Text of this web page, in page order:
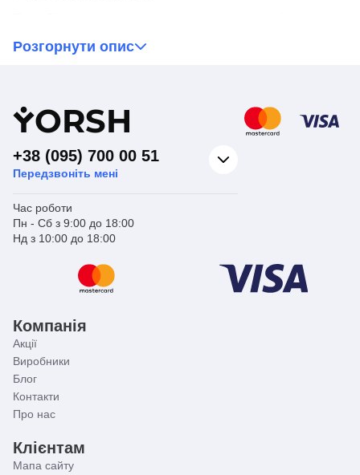
поверхню м'якою ганчіркою. Блискуча та ідеально
Тільки справжня зносостійка порцеляна. Високоякісна
сировина не вбирає воду й запахи та не збирає наліт
тому аж 10 років гарантії. Міцна та щільна структура,
гладка та рівна поверхня завдяки автоматизованому
Удосконалена технологія формування та випал на
високих температурах забезпечують тривку, глянсову
поверхню, стійку до подряпин та плям.
Розгорнути опис
YORSH
+38 (095) 700 00 51
Передзвоніть мені
Час роботи
Пн - Сб з 9:00 до 18:00
Нд з 10:00 до 18:00
Компанія
Акції
Виробники
Блог
Контакти
Про нас
Клієнтам
Мапа сайту